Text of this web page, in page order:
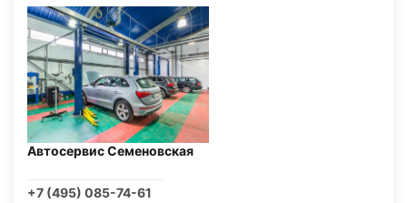
Автосервис Семеновская
+7 (495) 085-74-61